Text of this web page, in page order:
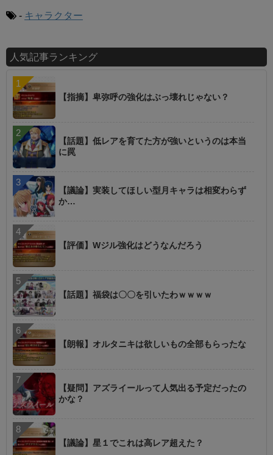
- キャラクター
人気記事ランキング
【指摘】卑弥呼の強化はぶっ壊れじゃない？
【話題】低レアを育てた方が強いというのは本当
に罠
【議論】実装してほしい型月キャラは相変わらず
か…
【評価】Wジル強化はどうなんだろう
【話題】福袋は〇〇を引いたわｗｗｗｗ
【朗報】オルタニキは欲しいもの全部もらったな
【疑問】アズライールって人気出る予定だったの
かな？
【議論】星１でこれは高レア超えた？